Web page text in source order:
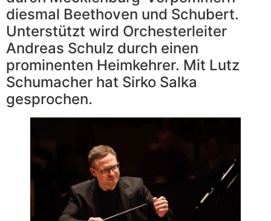
diesmal Beethoven und Schubert.
Unterstützt wird Orchesterleiter
Andreas Schulz durch einen
prominenten Heimkehrer. Mit Lutz
Schumacher hat Sirko Salka
gesprochen.